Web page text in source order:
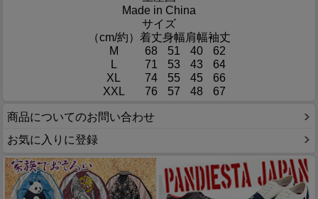
Made in China
サイズ
（cm/約） 着丈身幅肩幅袖丈
M
68 51 40
62
L
71 53 43
64
XL
74 55 45
66
XXL
76 57 48 67
商品についてのお問い合わせ
お気に入りに登録